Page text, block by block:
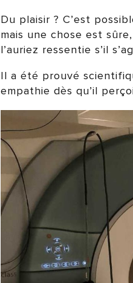
Du plaisir ? C’est
mais une chose est
l’auriez ressentie s’il
Il a été prouvé
empathie dès qu’il